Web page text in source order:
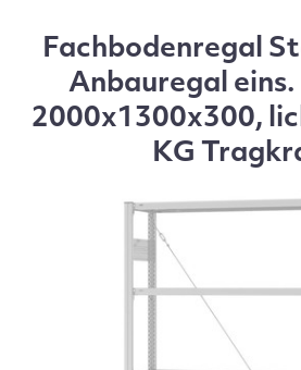
Fachbodenregal
Anbauregal
2000x1300x300,
KG